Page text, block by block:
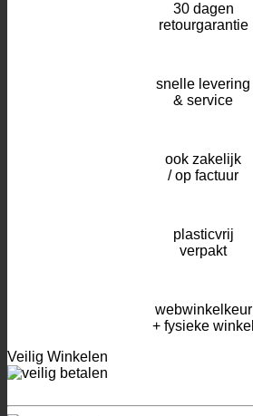
30 dagen
retourgarantie
snelle levering
& service
ook zakelijk
/ op factuur
plasticvrij
verpakt
webwinkelkeur
+ fysieke winkel
Veilig Winkelen